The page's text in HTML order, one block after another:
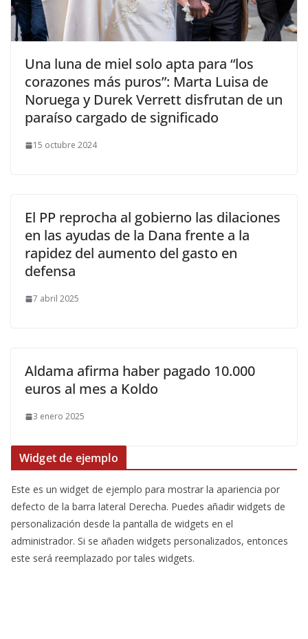
​Una luna de miel solo apta para “los
corazones más puros”: Marta Luisa de
Noruega y Durek Verrett disfrutan de un
paraíso cargado de significado
15 octubre 2024
El PP reprocha al gobierno las dilaciones
en las ayudas de la Dana frente a la
rapidez del aumento del gasto en
defensa
7 abril 2025
Aldama afirma haber pagado 10.000
euros al mes a Koldo
3 enero 2025
Widget de ejemplo
Este es un widget de ejemplo para mostrar la apariencia por
defecto de la barra lateral Derecha. Puedes añadir widgets de
personalización desde la pantalla de widgets en el
administrador. Si se añaden widgets personalizados, entonces
este será reemplazado por tales widgets.